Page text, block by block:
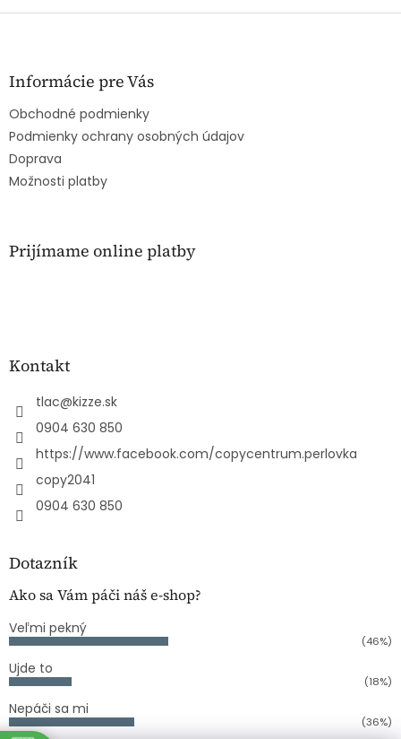
k
v
Z
Informácie pre Vás
Obchodné podmienky
Podmienky ochrany osobných údajov
Doprava
Možnosti platby
Prijímame online platby
Kontakt
tlac@kizze.sk
0904 630 850
https://www.facebook.com/copycentrum.perlovka
copy2041
0904 630 850
Dotazník
Ako sa Vám páči náš e-shop?
Veľmi pekný
(46%)
Ujde to
(18%)
Nepáči sa mi
(36%)